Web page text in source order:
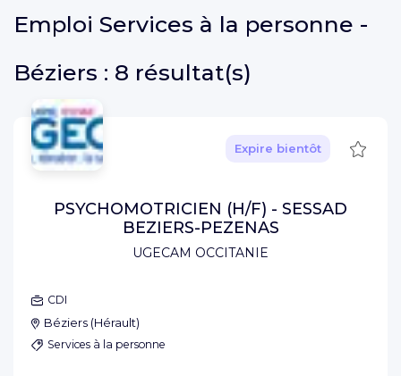
Emploi Services à la personne -
Béziers : 8 résultat(s)
UGECAM OCCITANIE
Expire bientôt
PSYCHOMOTRICIEN (H/F) - SESSAD
BEZIERS-PEZENAS
CDI
Béziers (Hérault)
Services à la personne